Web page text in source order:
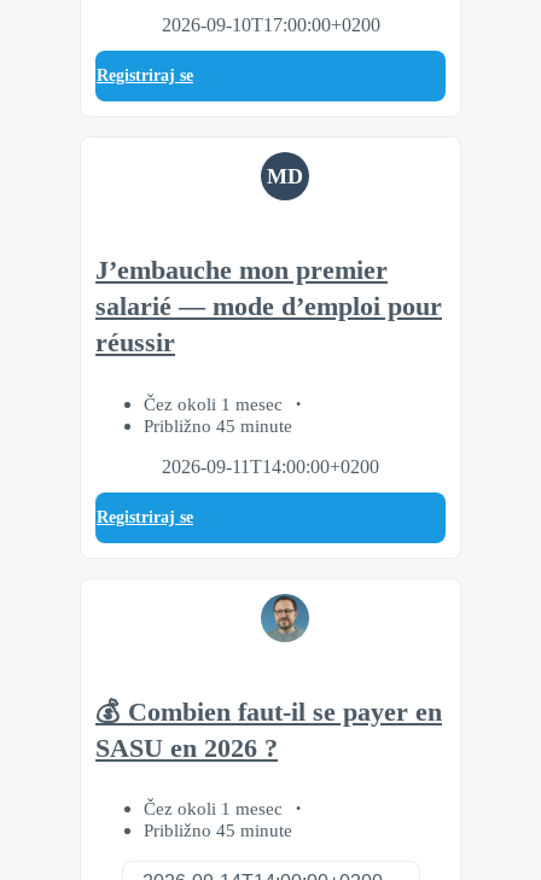
2026-09-10T17:00:00+0200
Registriraj se
MD
J’embauche mon premier
salarié — mode d’emploi pour
réussir
Čez okoli 1 mesec
Približno 45 minute
2026-09-11T14:00:00+0200
Registriraj se
💰 Combien faut-il se payer en
SASU en 2026 ?
Čez okoli 1 mesec
Približno 45 minute